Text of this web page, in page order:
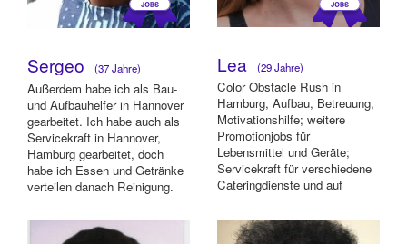
Sergeo (37 Jahre)
Außerdem habe ich als Bau-
und Aufbauhelfer in Hannover
gearbeitet. Ich habe auch als
Servicekraft in Hannover,
Hamburg gearbeitet, doch
habe ich Essen und Getränke
verteilen danach Reinigung.
Lea (29 Jahre)
Color Obstacle Rush in
Hamburg, Aufbau, Betreuung,
Motivationshilfe; weitere
Promotionjobs für
Lebensmittel und Geräte;
Servicekraft für verschiedene
Cateringdienste und auf